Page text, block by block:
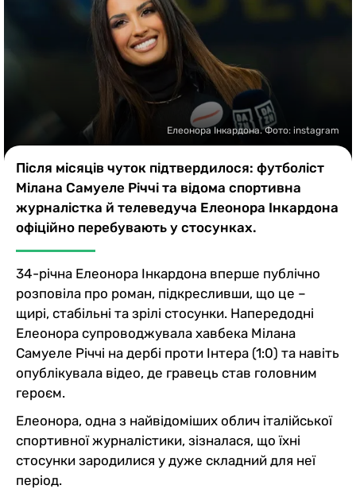
Букмекери
Казино
Елеонора Інкардона. Фото: instagram
Після місяців чуток підтвердилося: футболіст
Мілана Самуеле Річчі та відома спортивна
журналістка й телеведуча Елеонора Інкардона
офіційно перебувають у стосунках.
34-річна Елеонора Інкардона вперше публічно
розповіла про роман, підкресливши, що це –
щирі, стабільні та зрілі стосунки. Напередодні
Елеонора супроводжувала хавбека Мілана
Самуеле Річчі на дербі проти Інтера (1:0) та навіть
опублікувала відео, де гравець став головним
героєм.
Елеонора, одна з найвідоміших облич італійської
спортивної журналістики, зізналася, що їхні
стосунки зародилися у дуже складний для неї
період.